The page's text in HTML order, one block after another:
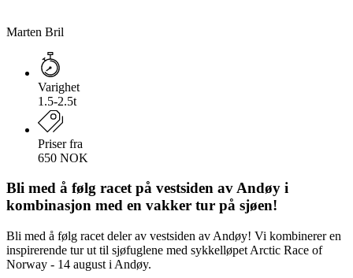
Marten Bril
Varighet
1.5-2.5t
Priser fra
650 NOK
Bli med å følg racet på vestsiden av Andøy i
kombinasjon med en vakker tur på sjøen!
Bli med å følg racet deler av vestsiden av Andøy! Vi kombinerer en
inspirerende tur ut til sjøfuglene med sykkelløpet Arctic Race of
Norway - 14 august i Andøy.